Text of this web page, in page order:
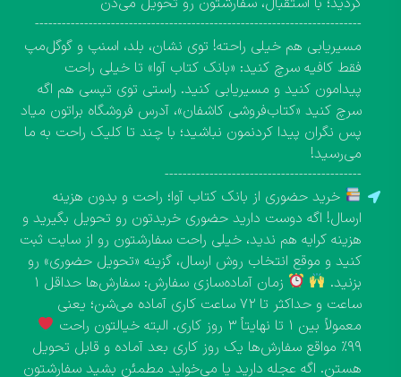
-------------------------------------------------------------------------
مسیریابی هم خیلی راحته! توی نشان، بلد، اسنپ و گوگل‌مپ
فقط کافیه سرچ کنید: «بانک کتاب آوا» تا خیلی راحت
پیدامون کنید و مسیریابی کنید. راستی توی تپسی هم اگه
سرچ کنید «کتاب‌فروشی کاشفان»، آدرس فروشگاه براتون میاد
پس نگران پیدا کردنمون نباشید؛ با چند تا کلیک راحت به ما
می‌رسید!
--------------------------------------------
خرید حضوری از بانک کتاب آوا؛ راحت و بدون هزینه
ارسال! اگه دوست دارید حضوری خریدتون رو تحویل بگیرید و
هزینه کرایه هم ندید، خیلی راحت سفارشتون رو از سایت ثبت
کنید و موقع انتخاب روش ارسال، گزینه «تحویل حضوری» رو
بزنید.
زمان آماده‌سازی سفارش: سفارش‌ها حداقل ۱
ساعت و حداکثر تا ۷۲ ساعت کاری آماده می‌شن؛ یعنی
معمولاً بین ۱ تا نهایتاً ۳ روز کاری. البته خیالتون راحت
۹۹٪ مواقع سفارش‌ها یک روز کاری بعد آماده و قابل تحویل
هستن. اگه عجله دارید یا می‌خواید مطمئن بشید سفارشتون